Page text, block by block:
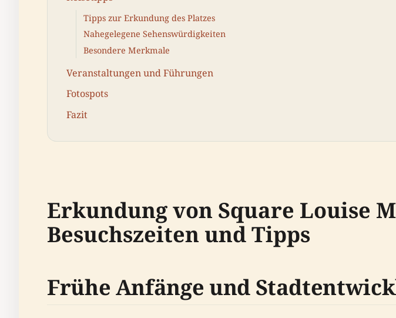
Tipps zur Erkundung des Platzes
Nahegelegene Sehenswürdigkeiten
Besondere Merkmale
Veranstaltungen und Führungen
Fotospots
Fazit
Erkundung von Square Louise
Besuchszeiten und Tipps
Frühe Anfänge und